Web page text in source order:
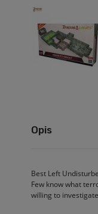
Opis
Best Left
Few know what
willing to